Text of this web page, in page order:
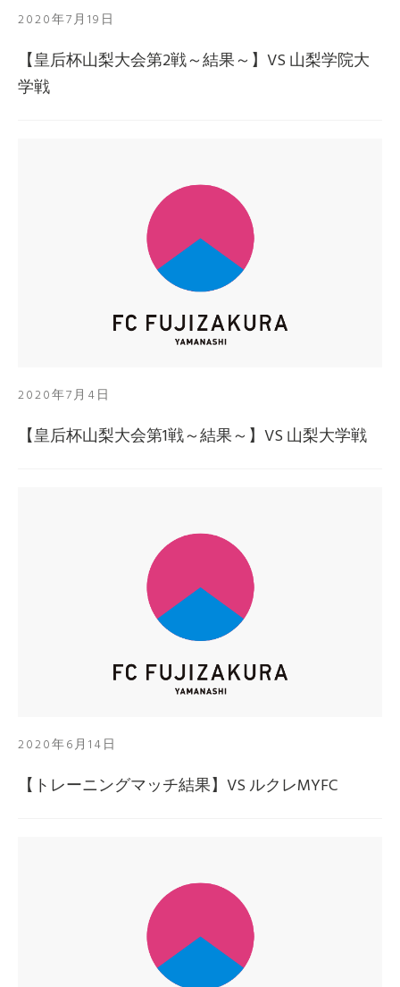
2020年7月19日
【皇后杯山梨大会第2戦～結果～】VS 山梨学院大
学戦
2020年7月4日
【皇后杯山梨大会第1戦～結果～】VS 山梨大学戦
2020年6月14日
【トレーニングマッチ結果】VS ルクレMYFC